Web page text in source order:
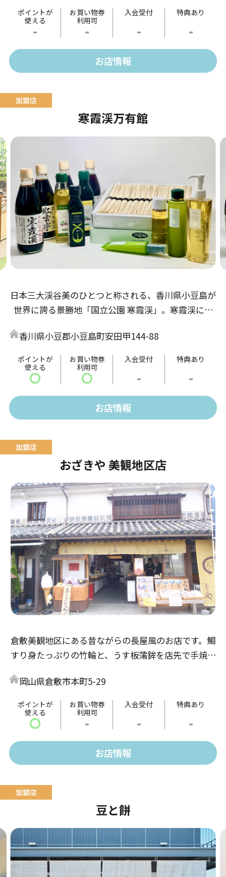
い。
ポイントが
使える
-
お買い物券
利用可
-
入会受付
-
特典あり
-
お店情報
寒霞渓万有館
日本三大渓谷美のひとつと称される、香川県小豆島が
世界に誇る景勝地「国立公園 寒霞渓」。寒霞渓には
瀬戸内の土産物や島グルメを販売しております。そう
めん、醤油、オリーブオイルなど、小豆島の定番商品
から、ショップオリジナル商品も展開しています。
香川県小豆郡小豆島町安田甲144-88
ポイントが
使える
〇
お買い物券
利用可
〇
入会受付
-
特典あり
-
お店情報
おざきや 美観地区店
倉敷美観地区にある昔ながらの長屋風のお店です。鯛
すり身たっぷりの竹輪と、うす板蒲鉾を店先で手焼き
地ビール、焼きたて鯛竹輪セットは絶品で、やみつき
になるおいしさです。また、茶房コーナーでは、手作
りのお団子もいただけます。
岡山県倉敷市本町5-29
ポイントが
使える
〇
お買い物券
利用可
-
入会受付
-
特典あり
-
お店情報
豆と餅